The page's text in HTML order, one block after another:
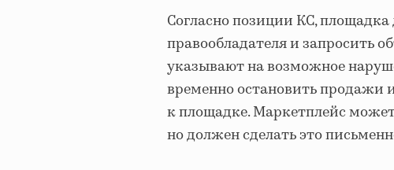
Согласно позиции КС,
правообладателя и запросить
указывают на возможное
временно остановить продажи
к площадке. Маркетплейс
но должен сделать это